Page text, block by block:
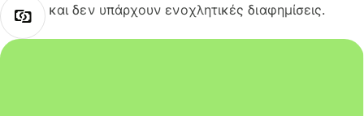
και δεν υπάρχουν ενοχλητικές διαφημίσεις.